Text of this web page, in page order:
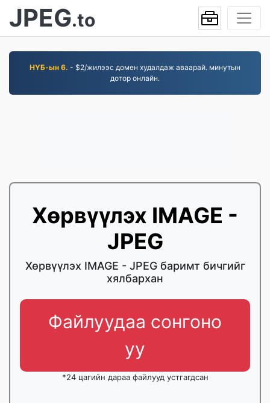
JPEG.to
НҮБ-ын 6. - $2/жилээс домен худалдаж аваарай. минутын
дотор онлайн.
Хөрвүүлэх IMAGE -
JPEG
Хөрвүүлэх IMAGE - JPEG баримт бичгийг
хялбархан
Файлуудаа сонгоно
уу
*24 цагийн дараа файлууд устгагдсан